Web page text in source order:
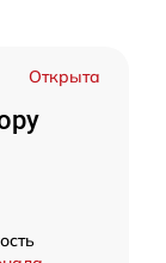
Открыта